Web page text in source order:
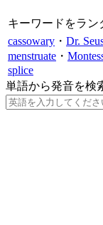
キーワードをラ
cassowary ・ Dr.
menstruate ・
splice
単語から発音を検